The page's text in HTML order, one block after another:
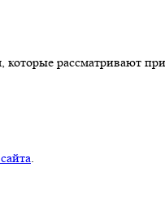
рассматривают
.